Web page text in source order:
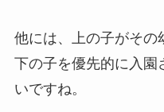
他には、
上の子がそ
下の子を優先的に入園
いですね。